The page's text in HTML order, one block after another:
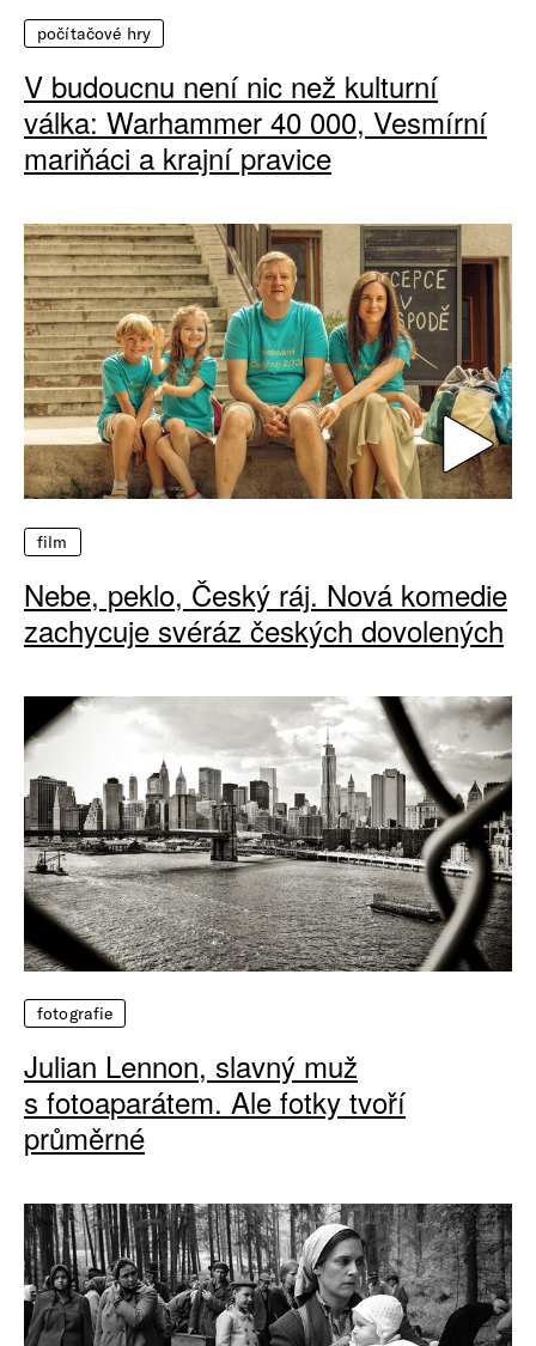
počítačové hry
V budoucnu není nic než kulturní
válka: Warhammer 40 000, Vesmírní
mariňáci a krajní pravice
film
Nebe, peklo, Český ráj. Nová komedie
zachycuje svéráz českých dovolených
fotografie
Julian Lennon, slavný muž
s fotoaparátem. Ale fotky tvoří
průměrné